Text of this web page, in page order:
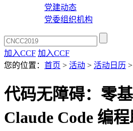
党建动态
党委组织机构
加入CCF 加入CCF
您的位置： 首页 > 活动 > 活动日历 >
代码无障碍：零
Claude Code 编